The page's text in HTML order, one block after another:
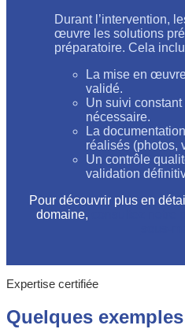
Durant l’intervention,
œuvre les solutions
préparatoire. Cela
La mise en
validé.
Un suivi
nécessaire.
La
réalisés (photos,
Un contrôle
validation
Pour découvrir plus en
domaine,
Expertise certifiée
Quelques